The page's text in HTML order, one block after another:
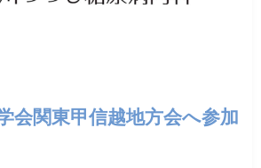
会関東甲信越地方会へ参加